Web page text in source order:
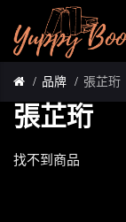
品牌 張芷珩
張芷珩
找不到商品